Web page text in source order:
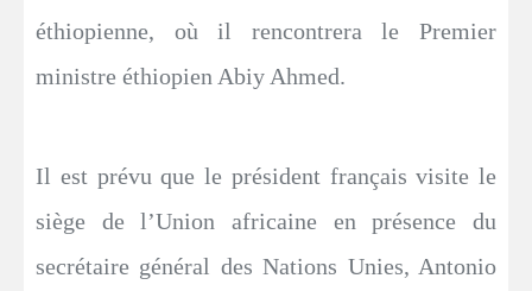
éthiopienne, où il rencontrera le Premier
ministre éthiopien Abiy Ahmed.
Il est prévu que le président français visite le
siège de l’Union africaine en présence du
secrétaire général des Nations Unies, Antonio